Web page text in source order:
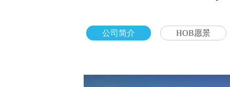
公司简介 HOB愿景